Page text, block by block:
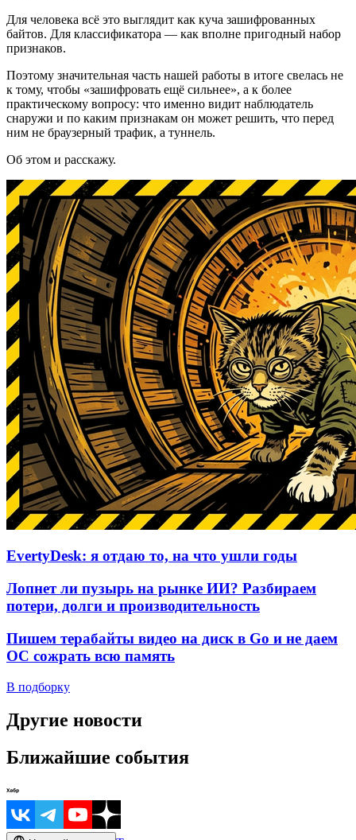
Для человека всё это выглядит как куча зашифрованных
байтов. Для классификатора — как вполне пригодный набор
признаков.
Поэтому значительная часть нашей работы в итоге свелась не
к тому, чтобы «зашифровать ещё сильнее», а к более
практическому вопросу: что именно видит наблюдатель
снаружи и по каким признакам он может решить, что перед
ним не браузерный трафик, а туннель.
Об этом и расскажу.
EvertyDesk: я отдаю то, на что ушли годы
Лопнет ли пузырь на рынке ИИ? Разбираем
потери, долги и производительность
Пишем терабайты видео на диск в Go и не даем
ОС сожрать всю память
В подборку
Другие новости
Ближайшие события